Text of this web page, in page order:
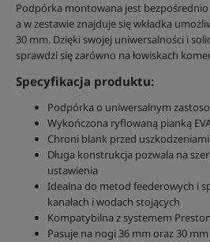
Podpórka montowana jest
a w zestawie znajduje się wkładka
30 mm. Dzięki swojej uniwersalności i
sprawdzi się zarówno na łowiskach
Specyfikacja produktu:
Podpórka o uniwersalnym
Wykończona ryflowaną pianką
Chroni blank przed
Długa konstrukcja pozwala na
ustawienia
Idealna do metod feederowych i
kanałach i wodach stojących
Kompatybilna z systemem
Pasuje na nogi 36 mm oraz 30 mm